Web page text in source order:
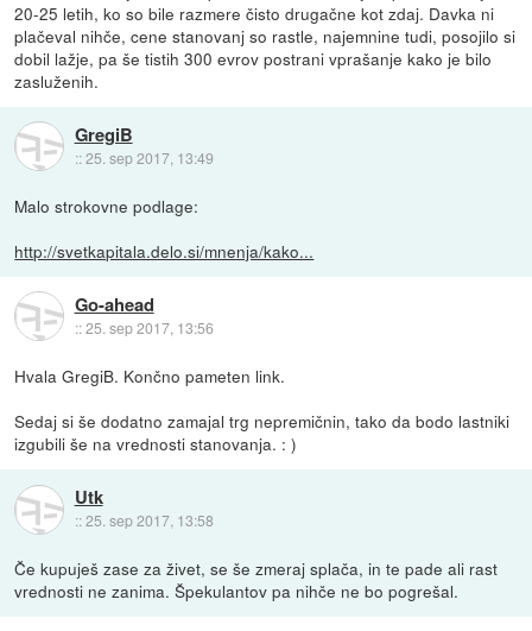
20-25 letih, ko so bile razmere čisto drugačne kot zdaj. Davka ni
plačeval nihče, cene stanovanj so rastle, najemnine tudi, posojilo si
dobil lažje, pa še tistih 300 evrov postrani vprašanje kako je bilo
zasluženih.
GregiB
::25. sep 2017, 13:49
Malo strokovne podlage:
http://svetkapitala.delo.si/mnenja/kako...
Go-ahead
::25. sep 2017, 13:56
Hvala GregiB. Končno pameten link.
Sedaj si še dodatno zamajal trg nepremičnin, tako da bodo lastniki
izgubili še na vrednosti stanovanja. : )
Utk
::25. sep 2017, 13:58
Če kupuješ zase za živet, se še zmeraj splača, in te pade ali rast
vrednosti ne zanima. Špekulantov pa nihče ne bo pogrešal.